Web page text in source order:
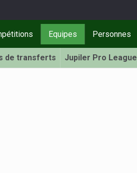
Equipes Personnes
de transferts Jupiler Pro League